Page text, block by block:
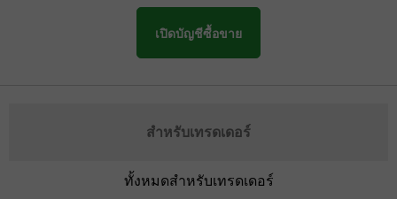
เปิดบัญชีซื้อขาย
สำหรับเทรดเดอร์
ทั้งหมดสำหรับเทรดเดอร์